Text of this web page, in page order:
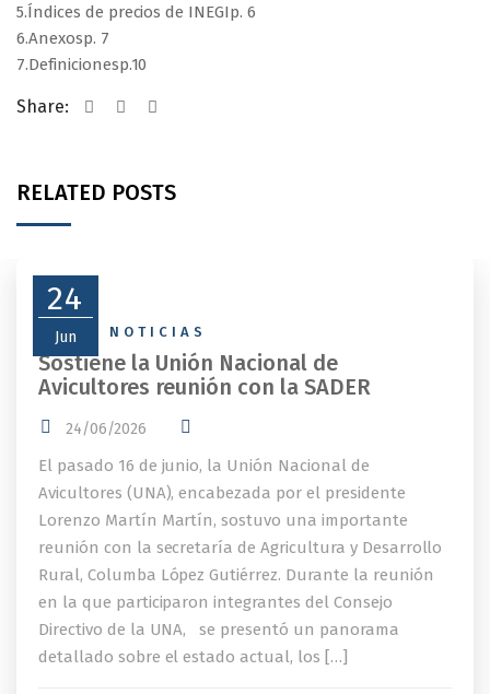
5.Índices de precios de INEGIp. 6
6.Anexosp. 7
7.Definicionesp.10
Share:
RELATED POSTS
24
Jun
NEWS NOTICIAS
Sostiene la Unión Nacional de
Avicultores reunión con la SADER
24/06/2026
El pasado 16 de junio, la Unión Nacional de
Avicultores (UNA), encabezada por el presidente
Lorenzo Martín Martín, sostuvo una importante
reunión con la secretaría de Agricultura y Desarrollo
Rural, Columba López Gutiérrez. Durante la reunión
en la que participaron integrantes del Consejo
Directivo de la UNA, se presentó un panorama
detallado sobre el estado actual, los […]